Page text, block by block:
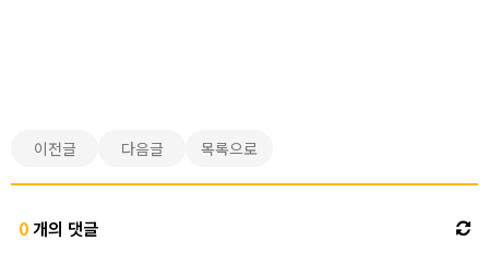
이전글 다음글 목록으로
0개의 댓글